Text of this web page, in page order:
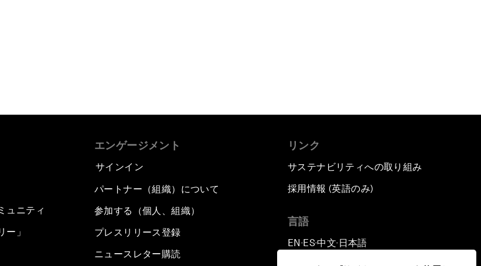
ュニティ
ー」
エンゲージメント
サインイン
パートナー（組織）について
参加する（個人、組織）
プレスリリース登録
ニュースレター購読
リンク
サステナビリティへの取り組み
採用情報 (英語のみ)
言語
EN ▪ES▪中文▪ 日本語